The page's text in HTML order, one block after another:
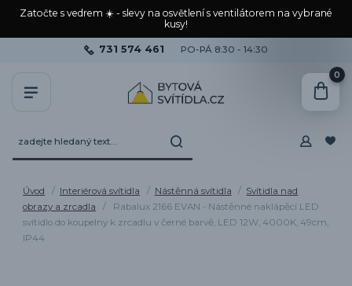
Zatočte s vedrem ☀️ - slevy na osvětlení s ventilátorem na vybrané
kusy!
731 574 461 PO-PÁ 8:30 - 14:30
0
Úvod Interiérová svítidla Nástěnná svítidla
Svítidla nad
obrazy a zrcadla
Rabalux 2166 EVAN - Nástěnné naklápěcí LED
svítidlo do koupelny k zrcadlu v černé barvě, LED 12W, 4000K, 49cm,
IP44